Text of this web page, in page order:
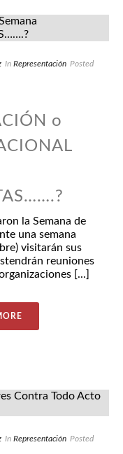
In Representación Posted
o
la Semana de
una semana
visitarán sus
reuniones
[...]
In Representación Posted